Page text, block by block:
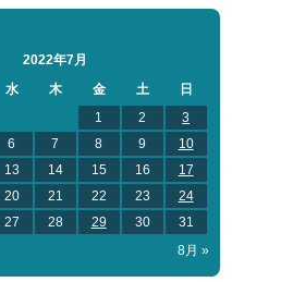
2022年7月
水 木 金 土
日
1
2
3
6 7 8 9
10
13 14 15 16
17
20 21 22 23
24
27 28 29 30
31
8月 »